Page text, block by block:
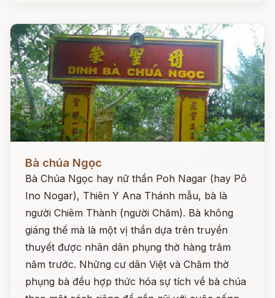
Bà chúa Ngọc
Bà Chúa Ngọc hay nữ thần Poh Nagar (hay Pô
Ino Nogar), Thiên Y Ana Thánh mẫu, bà là
người Chiêm Thành (người Chăm). Bà không
giáng thế mà là một vị thần dựa trên truyền
thuyết được nhân dân phụng thờ hàng trăm
năm trước. Những cư dân Việt và Chăm thờ
phụng bà đều hợp thức hóa sự tích về bà chúa